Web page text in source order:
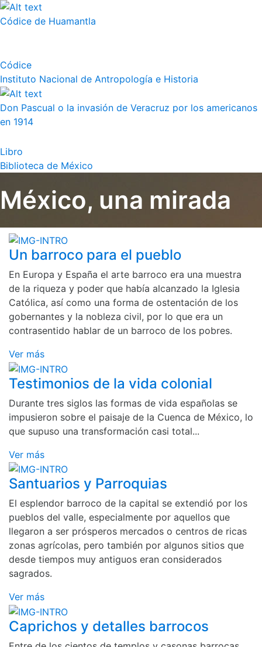
Códice de Huamantla
Códice
Instituto Nacional de Antropología e Historia
Don Pascual o la invasión de Veracruz por los americanos
en 1914
Libro
Biblioteca de México
México, una mirada
Un barroco para el pueblo
En Europa y España el arte barroco era una muestra
de la riqueza y poder que había alcanzado la Iglesia
Católica, así como una forma de ostentación de los
gobernantes y la nobleza civil, por lo que era un
contrasentido hablar de un barroco de los pobres.
Ver más
Testimonios de la vida colonial
Durante tres siglos las formas de vida españolas se
impusieron sobre el paisaje de la Cuenca de México, lo
que supuso una transformación casi total...
Ver más
Santuarios y Parroquias
El esplendor barroco de la capital se extendió por los
pueblos del valle, especialmente por aquellos que
llegaron a ser prósperos mercados o centros de ricas
zonas agrícolas, pero también por algunos sitios que
desde tiempos muy antiguos eran considerados
sagrados.
Ver más
Caprichos y detalles barrocos